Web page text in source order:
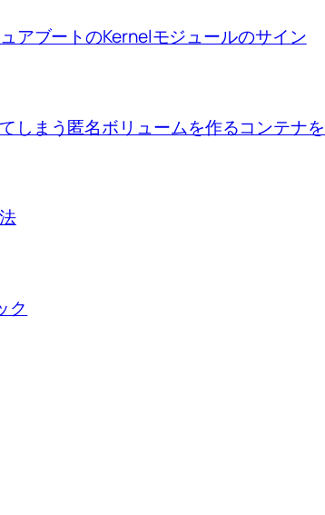
アブートのKernelモジュールのサイン
まう匿名ボリュームを作るコンテナ
ク